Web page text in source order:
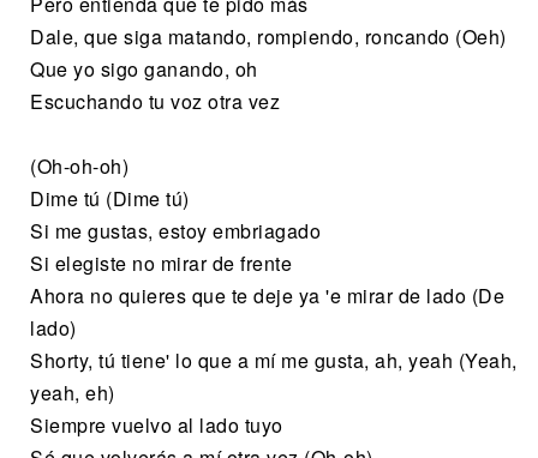
Dale, que siga matando, rompiendo, roncando (Oeh)
Que yo sigo ganando, oh
Escuchando tu voz otra vez
(Oh-oh-oh)
Dime tú (Dime tú)
Si me gustas, estoy embriagado
Si elegiste no mirar de frente
Ahora no quieres que te deje ya 'e mirar de lado (De
lado)
Shorty, tú tiene' lo que a mí me gusta, ah, yeah (Yeah,
yeah, eh)
Siempre vuelvo al lado tuyo